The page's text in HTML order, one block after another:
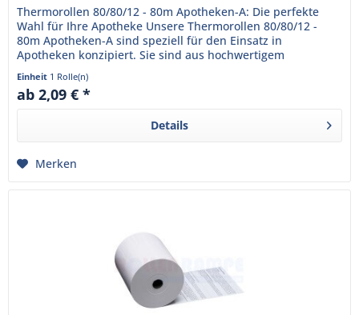
Thermorollen 80/80/12 - 80m Apotheken-A: Die perfekte
Wahl für Ihre Apotheke Unsere Thermorollen 80/80/12 -
80m Apotheken-A sind speziell für den Einsatz in
Apotheken konzipiert. Sie sind aus hochwertigem
Thermopapier gefertigt und...
Einheit 1 Rolle(n)
ab 2,09 € *
Details
Merken